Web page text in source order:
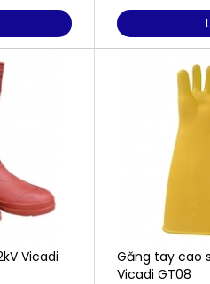
Vicadi
Găng tay cao
Vicadi GT08